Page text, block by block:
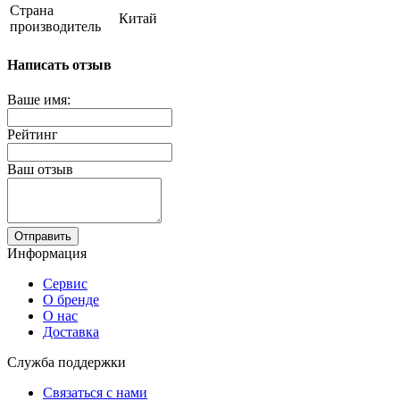
Страна
производитель
Китай
Написать отзыв
Ваше имя:
Рейтинг
Ваш отзыв
Отправить
Информация
Сервис
О бренде
О нас
Доставка
Служба поддержки
Связаться с нами